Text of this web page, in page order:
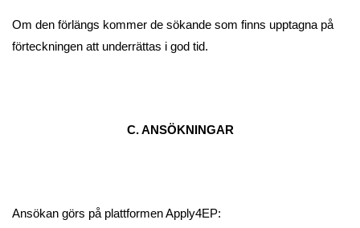
Om den förlängs kommer de sökande som finns upptagna på
förteckningen att underrättas i god tid.
C. ANSÖKNINGAR
Ansökan görs på plattformen Apply4EP: